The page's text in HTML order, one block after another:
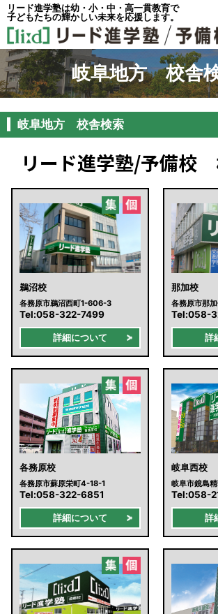
リード進学塾は幼・小・中・高一貫教育で
子どもたちの輝かしい未来を応援します。
岐阜地方 校舎
岐阜地方 校舎検索
リード進学塾/予備校
鵜沼校
各務原市鵜沼西町1-606-3
Tel:058-322-7499
詳細について
那加校
各務原市那
Tel:058-
詳
各務原校
各務原市蘇原栄町4-18-1
Tel:058-322-6851
詳細について
岐阜西校
岐阜市鏡島
Tel:058-
詳